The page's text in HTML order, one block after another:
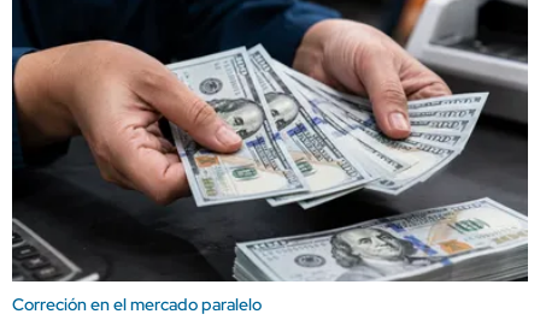
Correción en el mercado paralelo